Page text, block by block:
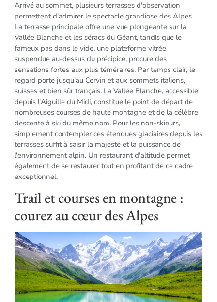
Arrivé au sommet, plusieurs terrasses d'observation
permettent d'admirer le spectacle grandiose des Alpes.
La terrasse principale offre une vue plongeante sur la
Vallée Blanche et les séracs du Géant, tandis que le
fameux pas dans le vide, une plateforme vitrée
suspendue au-dessus du précipice, procure des
sensations fortes aux plus téméraires. Par temps clair, le
regard porte jusqu'au Cervin et aux sommets italiens,
suisses et bien sûr français. La Vallée Blanche, accessible
depuis l'Aiguille du Midi, constitue le point de départ de
nombreuses courses de haute montagne et de la célèbre
descente à ski du même nom. Pour les non-skieurs,
simplement contempler ces étendues glaciaires depuis les
terrasses suffit à saisir la majesté et la puissance de
l'environnement alpin. Un restaurant d'altitude permet
également de se restaurer tout en profitant de ce cadre
exceptionnel.
Trail et courses en montagne :
courez au cœur des Alpes